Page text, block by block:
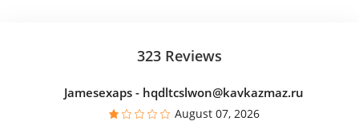
323 Reviews
Jamesexaps - hqdltcslwon@kavkazmaz.ru
August 07, 2026